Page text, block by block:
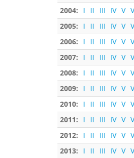
2004:
I II III IV V
2005:
I II III IV V
2006:
I II III IV V
2007:
I II III IV V
2008:
I II III IV V
2009:
I II III IV V
2010:
I II III IV V
2011:
I II III IV V
2012:
I II III IV V
2013:
I II III IV V